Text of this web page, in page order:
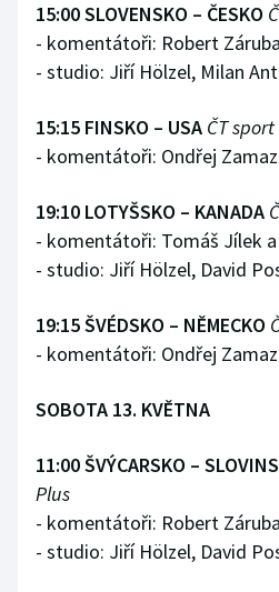
Gymnastika
Házená
Jezdectví
Krasobruslení
Lyže a snowboard
Olympijské hry
Parasport
15:00 SLOVENSKO – ČESKO
- komentátoři: Robert
- studio: Jiří Hölzel, Milan
15:15 FINSKO – USA ČT
- komentátoři: Ondřej
19:10 LOTYŠSKO – KANADA
- komentátoři: Tomáš Jílek
- studio: Jiří Hölzel, David
19:15 ŠVÉDSKO – NĚMECKO
- komentátoři: Ondřej
SOBOTA 13. KVĚTNA
11:00 ŠVÝCARSKO –
Plus
- komentátoři: Robert
- studio: Jiří Hölzel, David